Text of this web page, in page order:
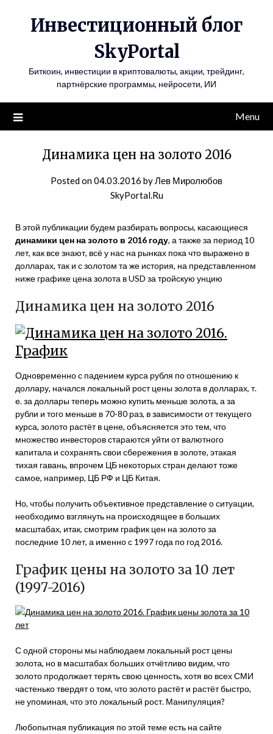
Инвестиционный блог
SkyPortal
Биткоин, инвестиции в криптовалюты, акции, трейдинг,
партнёрские программы, нейросети, ИИ
Menu
Динамика цен на золото 2016
Posted on04.03.2016 byЛев Миролюбов
SkyPortal.Ru
В этой публикации будем разбирать вопросы, касающиеся
динамики цен на золото в 2016 году, а также за период 10
лет, как все знают, всё у нас на рынках пока что выражено в
долларах, так и с золотом та же история, на представленном
ниже графике цена золота в USD за тройскую унцию
Динамика цен на золото 2016
Одновременно с падением курса рубля по отношению к
доллару, начался локальный рост цены золота в долларах, т.
е. за доллары теперь можно купить меньше золота, а за
рубли и того меньше в 70-80 раз, в зависимости от текущего
курса, золото растёт в цене, объясняется это тем, что
множество инвесторов стараются уйти от валютного
капитала и сохранять свои сбережения в золоте, этакая
тихая гавань, впрочем ЦБ некоторых стран делают тоже
самое, например, ЦБ РФ и ЦБ Китая.
Но, чтобы получить объективное представление о ситуации,
необходимо взглянуть на происходящее в больших
масштабах, итак, смотрим график цен на золото за
последние 10 лет, а именно с 1997 года по год 2016.
График цены на золото за 10 лет
(1997-2016)
С одной стороны мы наблюдаем локальный рост цены
золота, но в масштабах больших отчётливо видим, что
золото продолжает терять свою ценность, хотя во всех СМИ
частенько твердят о том, что золото растёт и растёт быстро,
не упоминая, что это локальный рост. Манипуляция?
Любопытная публикация по этой теме есть на сайте